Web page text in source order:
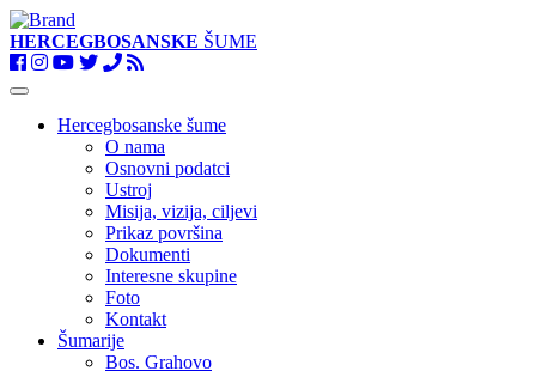
HERCEGBOSANSKE ŠUME
Toggle
navigationHercegbosanske šume
O nama
Osnovni podatci
Ustroj
Misija, vizija, ciljevi
Prikaz površina
Dokumenti
Interesne skupine
Foto
Kontakt
Šumarije
Bos. Grahovo